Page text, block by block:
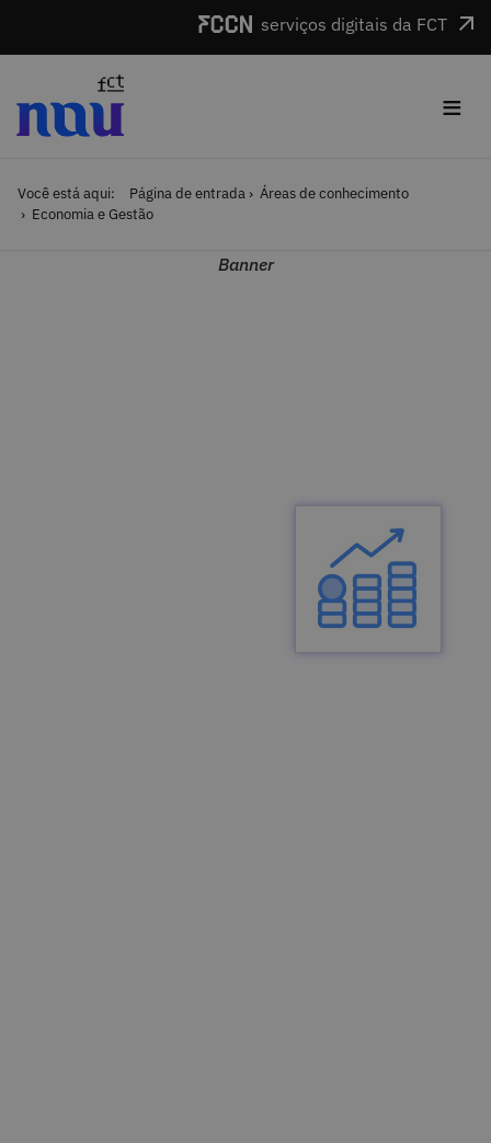
serviços digitais da FCT
≡
Você está aqui: Página de entrada
Áreas de conhecimento
Economia e Gestão
Banner